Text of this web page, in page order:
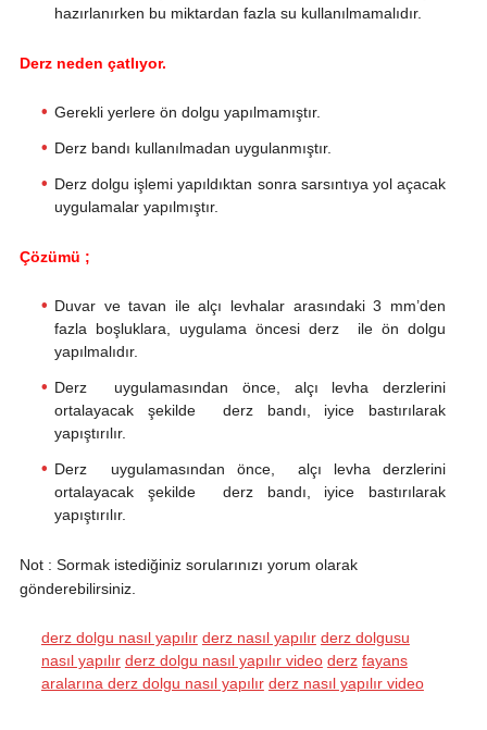
hazırlanırken bu miktardan fazla su kullanılmamalıdır.
Derz neden çatlıyor.
Gerekli yerlere ön dolgu yapılmamıştır.
Derz bandı kullanılmadan uygulanmıştır.
Derz dolgu işlemi yapıldıktan sonra sarsıntıya yol açacak
uygulamalar yapılmıştır.
Çözümü ;
Duvar ve tavan ile alçı levhalar arasındaki 3 mm’den
fazla boşluklara, uygulama öncesi derz ile ön dolgu
yapılmalıdır.
Derz uygulamasından önce, alçı levha derzlerini
ortalayacak şekilde derz bandı, iyice bastırılarak
yapıştırılır.
Derz uygulamasından önce, alçı levha derzlerini
ortalayacak şekilde derz bandı, iyice bastırılarak
yapıştırılır.
Not : Sormak istediğiniz sorularınızı yorum olarak
gönderebilirsiniz.
derz dolgu nasıl yapılır derz nasıl yapılır derz dolgusu
nasıl yapılır derz dolgu nasıl yapılır video derz fayans
aralarına derz dolgu nasıl yapılır derz nasıl yapılır video